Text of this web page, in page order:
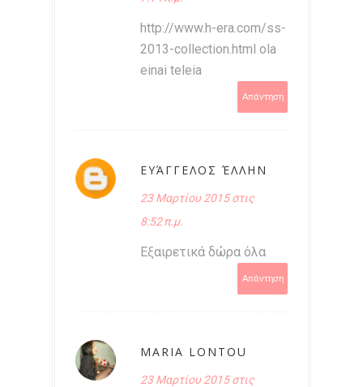
http://www.h-era.com/ss-
2013-collection.html ola
einai teleia
Απάντηση
ΕΥΆΓΓΕΛΟΣ ΈΛΛΗΝ
23 Μαρτίου 2015 στις
8:52 π.μ.
Εξαιρετικά δώρα όλα
Απάντηση
MARIA LONTOU
23 Μαρτίου 2015 στις